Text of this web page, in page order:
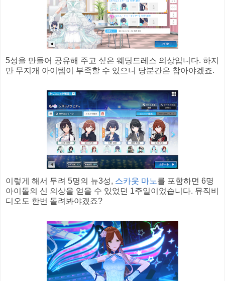
5성을 만들어 공유해 주고 싶은 웨딩드레스 의상입니다. 하지
만 무지개 아이템이 부족할 수 있으니 당분간은 참아야겠죠.
이렇게 해서 무려 5명의 뉴3성, 스카웃 마노를 포함하면 6명
아이돌의 신 의상을 얻을 수 있었던 1주일이었습니다. 뮤직비
디오도 한번 돌려봐야겠죠?